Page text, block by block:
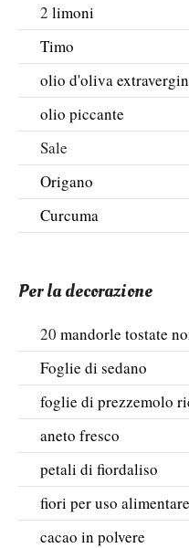
2 limoni
Timo
olio d'oliva
olio piccante
Sale
Origano
Curcuma
Per la decorazione
20 mandorle tostate
Foglie di sedano
foglie di prezzemolo
aneto fresco
petali di fiordaliso
fiori per uso alimentare
cacao in polvere